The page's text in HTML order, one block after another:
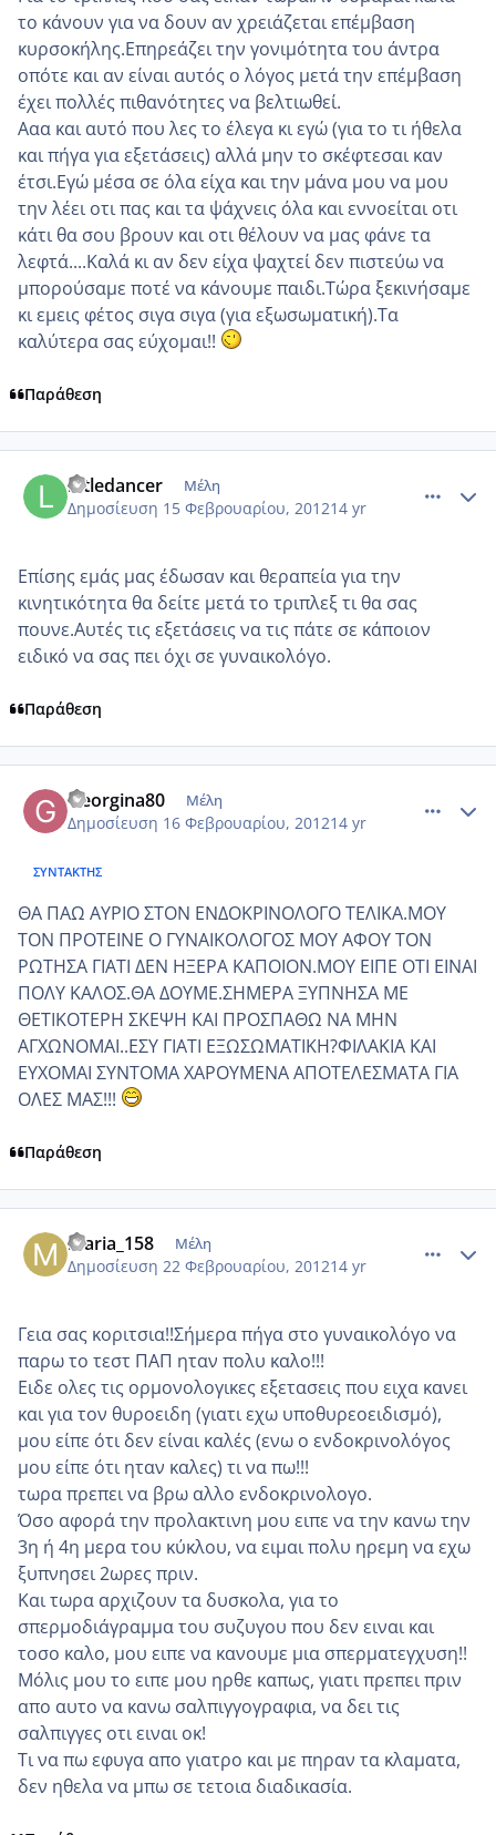
το κάνουν για να δουν αν χρειάζεται επέμβαση
κυρσοκήλης.Επηρεάζει την γονιμότητα του άντρα
οπότε και αν είναι αυτός ο λόγος μετά την επέμβαση
έχει πολλές πιθανότητες να βελτιωθεί.
Ααα και αυτό που λες το έλεγα κι εγώ (για το τι ήθελα
και πήγα για εξετάσεις) αλλά μην το σκέφτεσαι καν
έτσι.Εγώ μέσα σε όλα είχα και την μάνα μου να μου
την λέει οτι πας και τα ψάχνεις όλα και εννοείται οτι
κάτι θα σου βρουν και οτι θέλουν να μας φάνε τα
λεφτά....Καλά κι αν δεν είχα ψαχτεί δεν πιστεύω να
μπορούσαμε ποτέ να κάνουμε παιδι.Τώρα ξεκινήσαμε
κι εμεις φέτος σιγα σιγα (για εξωσωματική).Τα
καλύτερα σας εύχομαι!!
Παράθεση
littledancer Μέλη
Δημοσίευση 15 Φεβρουαρίου, 201214 yr
Επίσης εμάς μας έδωσαν και θεραπεία για την
κινητικότητα θα δείτε μετά το τριπλεξ τι θα σας
πουνε.Αυτές τις εξετάσεις να τις πάτε σε κάποιον
ειδικό να σας πει όχι σε γυναικολόγο.
Παράθεση
Georgina80 Μέλη
Δημοσίευση 16 Φεβρουαρίου, 201214 yr
ΣΥΝΤΆΚΤΗΣ
ΘΑ ΠΑΩ ΑΥΡΙΟ ΣΤΟΝ ΕΝΔΟΚΡΙΝΟΛΟΓΟ ΤΕΛΙΚΑ.ΜΟΥ
ΤΟΝ ΠΡΟΤΕΙΝΕ Ο ΓΥΝΑΙΚΟΛΟΓΟΣ ΜΟΥ ΑΦΟΥ ΤΟΝ
ΡΩΤΗΣΑ ΓΙΑΤΙ ΔΕΝ ΗΞΕΡΑ ΚΑΠΟΙΟΝ.ΜΟΥ ΕΙΠΕ ΟΤΙ ΕΙΝΑΙ
ΠΟΛΥ ΚΑΛΟΣ.ΘΑ ΔΟΥΜΕ.ΣΗΜΕΡΑ ΞΥΠΝΗΣΑ ΜΕ
ΘΕΤΙΚΟΤΕΡΗ ΣΚΕΨΗ ΚΑΙ ΠΡΟΣΠΑΘΩ ΝΑ ΜΗΝ
ΑΓΧΩΝΟΜΑΙ..ΕΣΥ ΓΙΑΤΙ ΕΞΩΣΩΜΑΤΙΚΗ?ΦΙΛΑΚΙΑ ΚΑΙ
ΕΥΧΟΜΑΙ ΣΥΝΤΟΜΑ ΧΑΡΟΥΜΕΝΑ ΑΠΟΤΕΛΕΣΜΑΤΑ ΓΙΑ
ΟΛΕΣ ΜΑΣ!!!
Παράθεση
maria_158 Μέλη
Δημοσίευση 22 Φεβρουαρίου, 201214 yr
Γεια σας κοριτσια!!Σήμερα πήγα στο γυναικολόγο να
παρω το τεστ ΠΑΠ ηταν πολυ καλο!!!
Ειδε ολες τις ορμονολογικες εξετασεις που ειχα κανει
και για τον θυροειδη (γιατι εχω υποθυρεοειδισμό),
μου είπε ότι δεν είναι καλές (ενω ο ενδοκρινολόγος
μου είπε ότι ηταν καλες) τι να πω!!!
τωρα πρεπει να βρω αλλο ενδοκρινολογο.
Όσο αφορά την προλακτινη μου ειπε να την κανω την
3η ή 4η μερα του κύκλου, να ειμαι πολυ ηρεμη να εχω
ξυπνησει 2ωρες πριν.
Και τωρα αρχιζουν τα δυσκολα, για το
σπερμοδιάγραμμα του συζυγου που δεν ειναι και
τοσο καλο, μου ειπε να κανουμε μια σπερματεγχυση!!
Μόλις μου το ειπε μου ηρθε καπως, γιατι πρεπει πριν
απο αυτο να κανω σαλπιγγογραφια, να δει τις
σαλπιγγες οτι ειναι οκ!
Τι να πω εφυγα απο γιατρο και με πηραν τα κλαματα,
δεν ηθελα να μπω σε τετοια διαδικασία.